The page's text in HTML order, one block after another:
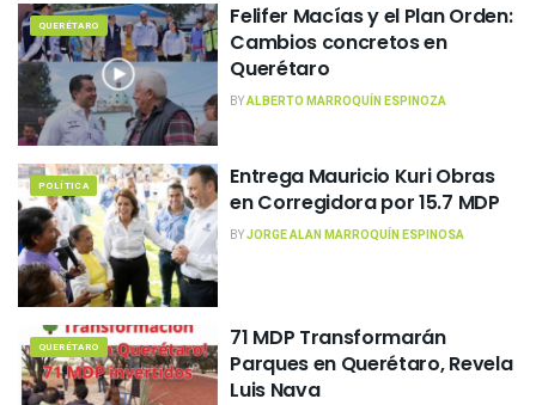
QUERÉTARO
Felifer Macías y el Plan Orden:
Cambios concretos en
Querétaro
BYALBERTO MARROQUÍN ESPINOZA
POLÍTICA
Entrega Mauricio Kuri Obras
en Corregidora por 15.7 MDP
BYJORGE ALAN MARROQUÍN ESPINOSA
QUERÉTARO
71 MDP Transformarán
Parques en Querétaro, Revela
Luis Nava